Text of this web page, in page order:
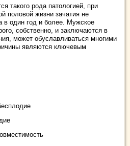
такого рода патологией, при
половой жизни зачатия не
в один год и более. Мужское
собственно, и заключаются в
может обуславливаться многими
являются ключевым